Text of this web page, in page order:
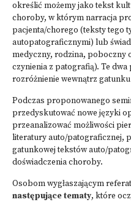
określić możemy jako tekst
choroby, w którym narracja
pacjenta/chorego (teksty tego
autopatograficznymi) lub
medyczny, rodzina, poboczny
czynienia z patografią). Te
rozróżnienie wewnątrz
Podczas proponowanego
przedyskutować nowe języki
przeanalizować możliwości
literatury auto/patograficznej,
gatunkowej tekstów auto/
doświadczenia choroby.
Osobom wygłaszającym
następujące tematy, które